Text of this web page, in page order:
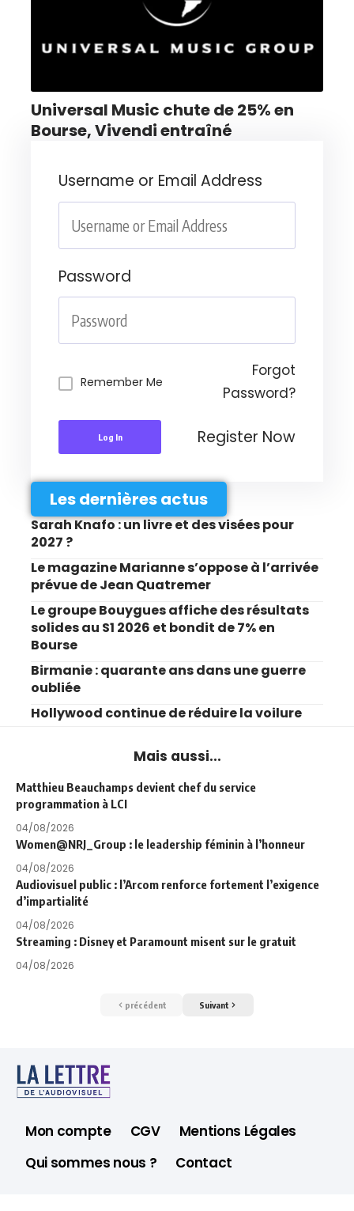
Universal Music chute de 25% en
Bourse, Vivendi entraîné
Username or Email Address
Password
Remember Me
Forgot
Password?
Log In Register Now
Les dernières actus
Sarah Knafo : un livre et des visées pour
2027 ?
Le magazine Marianne s’oppose à l’arrivée
prévue de Jean Quatremer
Le groupe Bouygues affiche des résultats
solides au S1 2026 et bondit de 7% en
Bourse
Birmanie : quarante ans dans une guerre
oubliée
Hollywood continue de réduire la voilure
Mais aussi...
Matthieu Beauchamps devient chef du service
programmation à LCI
04/08/2026
Women@NRJ_Group : le leadership féminin à l’honneur
04/08/2026
Audiovisuel public : l’Arcom renforce fortement l’exigence
d’impartialité
04/08/2026
Streaming : Disney et Paramount misent sur le gratuit
04/08/2026
précédent Suivant
Mon compte CGV
Mentions Légales
Qui sommes nous ?
Contact